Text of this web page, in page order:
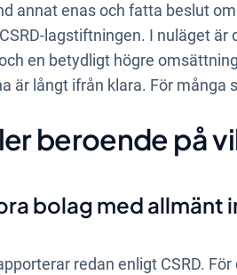
annat enas och fatta beslut
lagstiftningen. I nuläget
en betydligt högre
är långt ifrån klara. För många
beroende på
bolag med
redan enligt CSRD. För